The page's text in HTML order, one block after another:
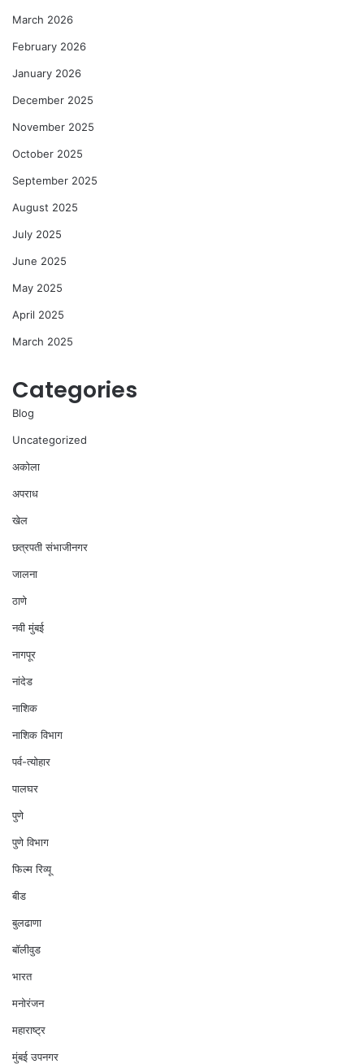
March 2026
February 2026
January 2026
December 2025
November 2025
October 2025
September 2025
August 2025
July 2025
June 2025
May 2025
April 2025
March 2025
Categories
Blog
Uncategorized
अकोला
अपराध
खेल
छत्रपती संभाजीनगर
जालना
ठाणे
नवी मुंबई
नागपूर
नांदेड
नाशिक
नाशिक विभाग
पर्व-त्योहार
पालघर
पुणे
पुणे विभाग
फिल्म रिव्यू
बीड
बुलढाणा
बॉलीवुड
भारत
मनोरंजन
महाराष्ट्र
मुंबई उपनगर